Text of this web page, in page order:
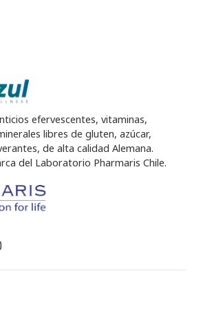
efervescentes, vitaminas,
libres de gluten, azúcar,
de alta calidad Alemana.
del Laboratorio Pharmaris Chile.